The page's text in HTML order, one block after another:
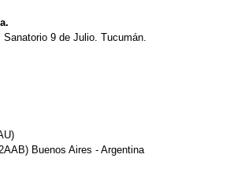
9 de Julio. Tucumán.
Buenos Aires - Argentina